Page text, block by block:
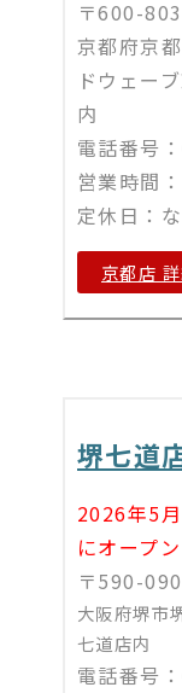
〒600-
京都府京
ドウェー
内
電話番号
営業時間
定休日：
京都店
堺七道
2026年5
にオープン
〒590-
大阪府堺市
七道店内
電話番号：